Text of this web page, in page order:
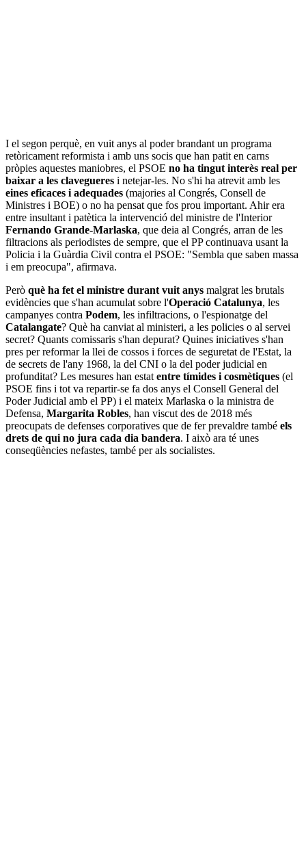
I el segon perquè, en vuit anys al poder brandant un programa
retòricament reformista i amb uns socis que han patit en carns
pròpies aquestes maniobres, el PSOE no ha tingut interès real per
baixar a les clavegueres i netejar-les. No s'hi ha atrevit amb les
eines eficaces i adequades (majories al Congrés, Consell de
Ministres i BOE) o no ha pensat que fos prou important. Ahir era
entre insultant i patètica la intervenció del ministre de l'Interior
Fernando Grande-Marlaska, que deia al Congrés, arran de les
filtracions als periodistes de sempre, que el PP continuava usant la
Policia i la Guàrdia Civil contra el PSOE: "Sembla que saben massa
i em preocupa", afirmava.
Però què ha fet el ministre durant vuit anys malgrat les brutals
evidències que s'han acumulat sobre l'Operació Catalunya, les
campanyes contra Podem, les infiltracions, o l'espionatge del
Catalangate? Què ha canviat al ministeri, a les policies o al servei
secret? Quants comissaris s'han depurat? Quines iniciatives s'han
pres per reformar la llei de cossos i forces de seguretat de l'Estat, la
de secrets de l'any 1968, la del CNI o la del poder judicial en
profunditat? Les mesures han estat entre tímides i cosmètiques (el
PSOE fins i tot va repartir-se fa dos anys el Consell General del
Poder Judicial amb el PP) i el mateix Marlaska o la ministra de
Defensa, Margarita Robles, han viscut des de 2018 més
preocupats de defenses corporatives que de fer prevaldre també els
drets de qui no jura cada dia bandera. I això ara té unes
conseqüències nefastes, també per als socialistes.